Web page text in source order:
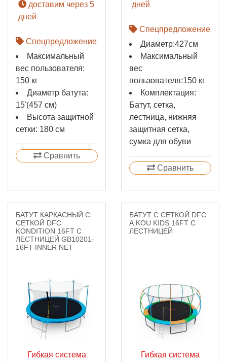
доставим через 5
дней
Спецпредложение
Максимальный
вес пользователя:
150 кг
Диаметр батута:
15'(457 см)
Высота защитной
сетки: 180 см
Сравнить
дней
Спецпредложение
Диаметр:427см
Максимальный
вес
пользователя:150 кг
Комплектация:
Батут, сетка,
лестница, нижняя
защитная сетка,
сумка для обуви
Сравнить
БАТУТ КАРКАСНЫЙ С
СЕТКОЙ DFC
KONDITION 16FT С
ЛЕСТНИЦЕЙ GB10201-
16FT-INNER NET
Гибкая система
БАТУТ С СЕТКОЙ DFC
A.KOU KIDS 16FT С
ЛЕСТНИЦЕЙ
Гибкая система